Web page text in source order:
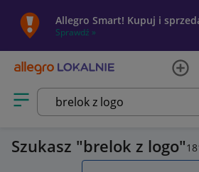
Allegro Smart! Kupuj i
Sprawdź »
Otwórz menu z kategoriami
Szukasz brelok z logo